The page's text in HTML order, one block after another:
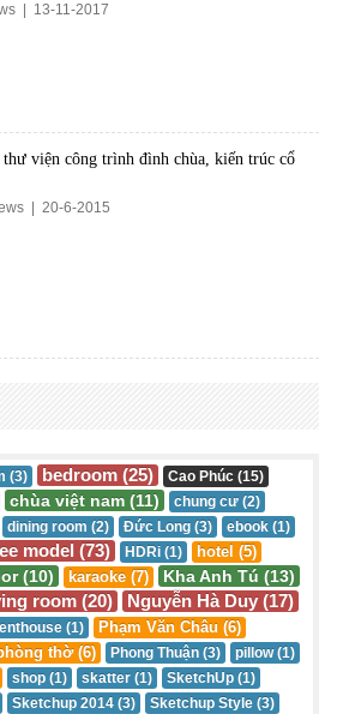
| 13-11-2017
viện công trình đình chùa, kiến trúc cổ
| 20-6-2015
(3) bedroom (25)
Cao Phúc (15)
chùa việt nam (11)
chung cư (2)
dining room (2) Đức Long (3) ebook (1)
model (73) HDRi (1) hotel (5)
(10) karaoke (7) Kha Anh Tú (13)
room (20) Nguyễn Hà Duy (17)
(1) Phạm Văn Châu (6)
thờ (6) Phong Thuận (3) pillow (1)
shop (1) skatter (1)
SketchUp (1)
Sketchup 2014 (3)
Sketchup Style (3)